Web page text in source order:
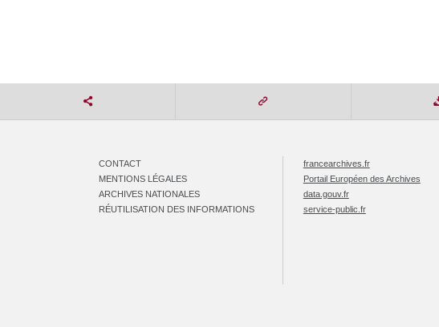
CONTACT
MENTIONS LÉGALES
ARCHIVES NATIONALES
RÉUTILISATION DES INFORMATIONS
francearchives.fr
Portail Européen des Archives
data.gouv.fr
service-public.fr